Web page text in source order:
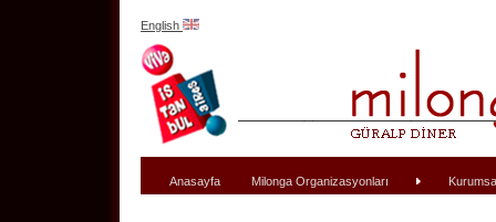
English
Anasayfa Milonga Organizasyonları